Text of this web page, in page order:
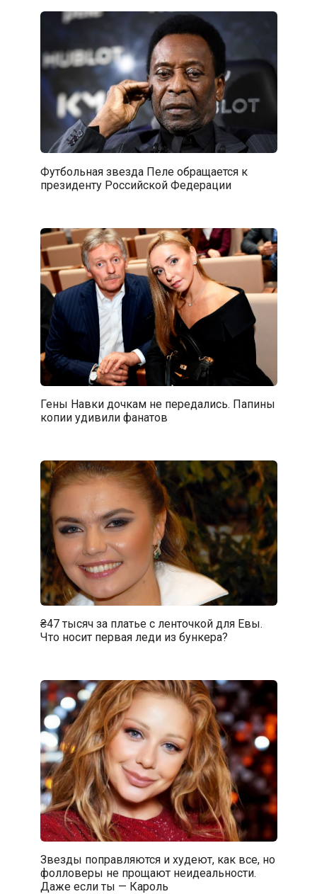
Футбольная звезда Пеле обращается к
президенту Российской Федерации
Гены Навки дочкам не передались. Папины
копии удивили фанатов
₴47 тысяч за платье с ленточкой для Евы.
Что носит первая леди из бункера?
Звезды поправляются и худеют, как все, но
фолловеры не прощают неидеальности.
Даже если ты — Кароль